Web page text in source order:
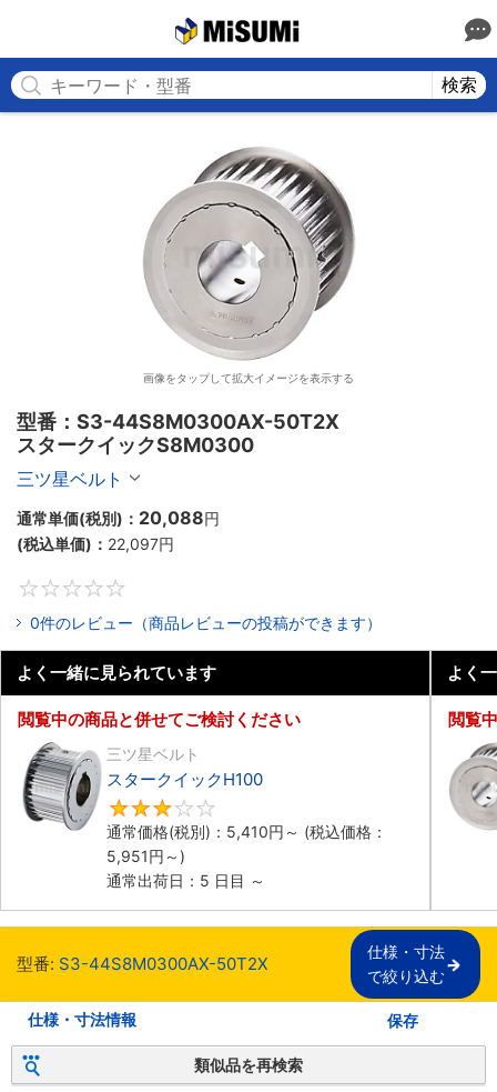
検索
画像をタップして拡大イメージを表示する
型番：S3-44S8M0300AX-50T2X
スタークイックS8M0300
三ツ星ベルト
通常単価(税別)： 20,088円
(税込単価)： 22,097円
0件のレビュー（商品レビューの投稿ができます）
よく一緒に見られています
閲覧中の商品と併せてご検討ください
三ツ星ベルト
スタークイックH100
通常価格(税別)： 5,410円 ～ (税込価格：
5,951円 ～)
通常出荷日：5 日目 ～
よく
閲覧
型番: S3-44S8M0300AX-50T2X
仕様・寸法
で絞り込む
仕様・寸法情報 保存
類似品を再検索